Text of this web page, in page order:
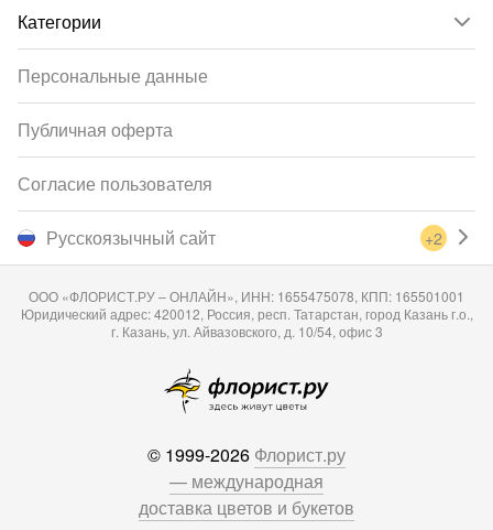
Категории
Русскоязычный сайт +2
Персональные данные
Публичная оферта
Согласие пользователя
ООО «ФЛОРИСТ.РУ – ОНЛАЙН», ИНН: 1655475078, КПП: 165501001
Юридический адрес: 420012, Россия, респ. Татарстан, город Казань г.о.,
г. Казань, ул. Айвазовского, д. 10/54, офис 3
© 1999-2026 Флорист.ру
— международная
доставка цветов и букетов